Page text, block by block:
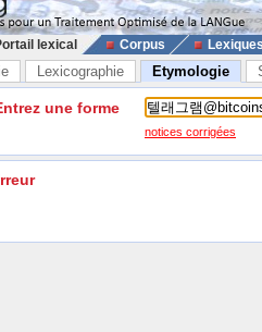
lexical Corpus
Lexicographie Etymologie
une forme
notices corrigées